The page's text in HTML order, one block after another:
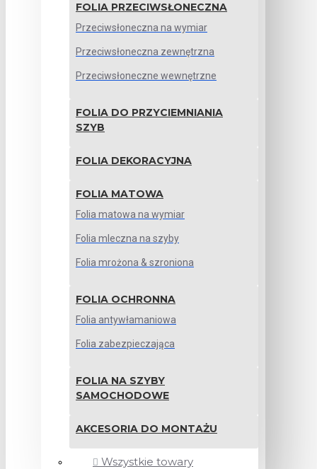
FOLIA PRZECIWSŁONECZNA
Przeciwsłoneczna na wymiar
Przeciwsłoneczna zewnętrzna
Przeciwsłoneczne wewnętrzne
FOLIA DO PRZYCIEMNIANIA
SZYB
FOLIA DEKORACYJNA
FOLIA MATOWA
Folia matowa na wymiar
Folia mleczna na szyby
Folia mrożona & szroniona
FOLIA OCHRONNA
Folia antywłamaniowa
Folia zabezpieczająca
FOLIA NA SZYBY
SAMOCHODOWE
AKCESORIA DO MONTAŻU
Wszystkie towary